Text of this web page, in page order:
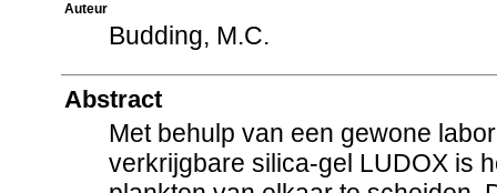
Auteur
Budding, M.C.
Abstract
Met behulp van een gewone
verkrijgbare silica-gel LUDOX is